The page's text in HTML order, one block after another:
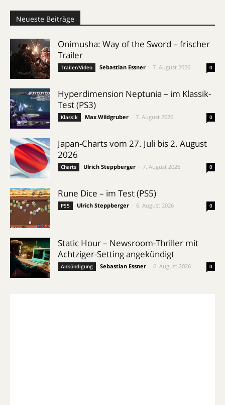
Neueste Beiträge
Onimusha: Way of the Sword – frischer
Trailer
Trailer/Video Sebastian Essner 7. August 2026 0
Hyperdimension Neptunia – im Klassik-
Test (PS3)
Klassik Max Wildgruber 7. August 2026 0
Japan-Charts vom 27. Juli bis 2. August
2026
Charts Ulrich Steppberger 7. August 2026 0
Rune Dice – im Test (PS5)
PS5 Ulrich Steppberger 6. August 2026 0
Static Hour – Newsroom-Thriller mit
Achtziger-Setting angekündigt
Ankündigung Sebastian Essner 6. August 2026 0